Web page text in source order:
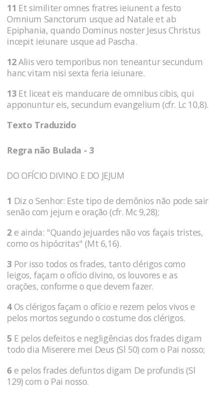
11 Et similiter omnes fratres ieiunent a festo
Omnium Sanctorum usque ad Natale et ab
Epiphania, quando Dominus noster Jesus Christus
incepit ieiunare usque ad Pascha.
12Aliis vero temporibus non teneantur secundum
hanc vitam nisi sexta feria ieiunare.
13Et liceat eis manducare de omnibus cibis, qui
apponuntur eis, secundum evangelium (cfr. Lc 10,8).
Texto Traduzido
Regra não Bulada - 3
DO OFÍCIO DIVINO E DO JEJUM
1 Diz o Senhor: Este tipo de demônios não pode sair
senão com jejum e oração (cfr. Mc 9,28);
2 e ainda: "Quando jejuardes não vos façais tristes,
como os hipócritas" (Mt 6,16).
3 Por isso todos os frades, tanto clérigos como
leigos, façam o ofício divino, os louvores e as
orações, conforme o que devem fazer.
4Os clérigos façam o ofício e rezem pelos vivos e
pelos mortos segundo o costume dos clérigos.
5 E pelos defeitos e negligências dos frades digam
todo dia Miserere mei Deus (Sl 50) com o Pai nosso;
6 e pelos frades defuntos digam De profundis (Sl
129) com o Pai nosso.